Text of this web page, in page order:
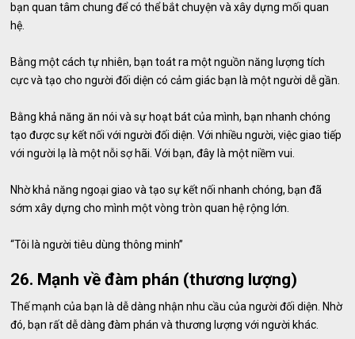
bạn quan tâm chung để có thể bắt chuyện và xây dựng mối quan
hệ.
Bằng một cách tự nhiên, bạn toát ra một nguồn năng lượng tích
cực và tạo cho người đối diện có cảm giác bạn là một người dễ gần.
Bằng khả năng ăn nói và sự hoạt bát của mình, bạn nhanh chóng
tạo được sự kết nối với người đối diện. Với nhiều người, việc giao tiếp
với người lạ là một nỗi sợ hãi. Với bạn, đây là một niềm vui.
Nhờ khả năng ngoại giao và tạo sự kết nối nhanh chóng, bạn đã
sớm xây dựng cho mình một vòng tròn quan hệ rộng lớn.
“Tôi là người tiêu dùng thông minh”
26. Mạnh về đàm phán (thương lượng)
Thế mạnh của bạn là dễ dàng nhận nhu cầu của người đối diện. Nhờ
đó, bạn rất dễ dàng đàm phán và thương lượng với người khác.